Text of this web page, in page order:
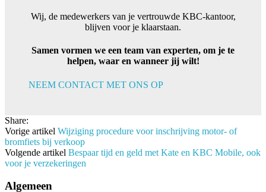
Wij, de medewerkers van je vertrouwde KBC-kantoor,
blijven voor je klaarstaan.
Samen vormen we een team van experten, om je te
helpen, waar en wanneer jij wilt!
NEEM CONTACT MET ONS OP
Share:
Vorige artikel Wijziging procedure voor inschrijving motor- of
bromfiets bij verkoop
Volgende artikel Bespaar tijd en geld met Kate en KBC Mobile, ook
voor je verzekeringen
Algemeen